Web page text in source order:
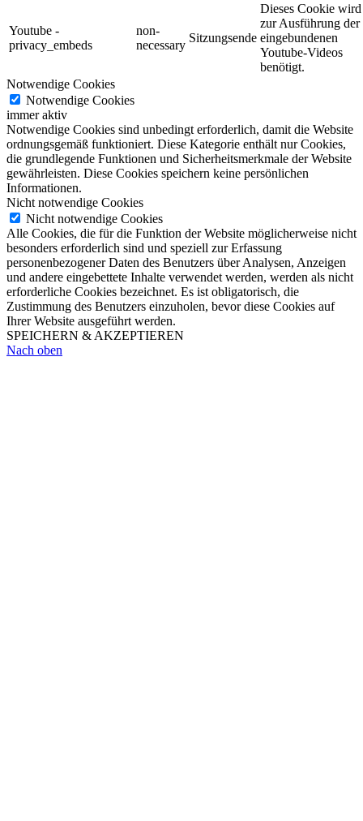
Youtube -
privacy_embeds
non-
necessary
Sitzungsende
Dieses Cookie wird
zur Ausführung der
eingebundenen
Youtube-Videos
benötigt.
Notwendige Cookies
Notwendige Cookies
immer aktiv
Notwendige Cookies sind unbedingt erforderlich, damit die Website
ordnungsgemäß funktioniert. Diese Kategorie enthält nur Cookies,
die grundlegende Funktionen und Sicherheitsmerkmale der Website
gewährleisten. Diese Cookies speichern keine persönlichen
Informationen.
Nicht notwendige Cookies
Nicht notwendige Cookies
Alle Cookies, die für die Funktion der Website möglicherweise nicht
besonders erforderlich sind und speziell zur Erfassung
personenbezogener Daten des Benutzers über Analysen, Anzeigen
und andere eingebettete Inhalte verwendet werden, werden als nicht
erforderliche Cookies bezeichnet. Es ist obligatorisch, die
Zustimmung des Benutzers einzuholen, bevor diese Cookies auf
Ihrer Website ausgeführt werden.
SPEICHERN & AKZEPTIEREN
Nach oben